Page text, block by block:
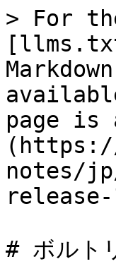
> For
page is
notes/
# ボルト